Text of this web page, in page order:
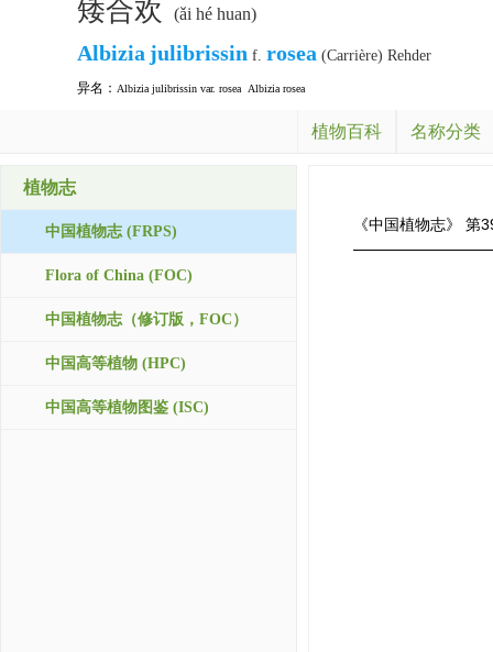
矮合欢 (ǎi hé huan)
Albizia julibrissin f. rosea (Carrière) Rehder
异名： Albizia julibrissin var. rosea Albizia rosea
植物百科 名称分类
植物志
中国植物志 (FRPS)
Flora of China (FOC)
中国植物志（修订版，FOC）
中国高等植物 (HPC)
中国高等植物图鉴 (ISC)
《中国植物志》 第